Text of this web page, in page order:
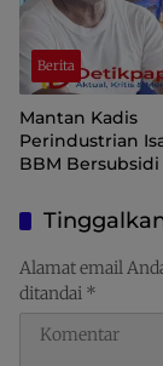
Berita
Mantan Kadis
Perindustrian
BBM Bersubsidi
Distribusi Perlu
Alamat email
ditandai *